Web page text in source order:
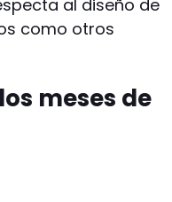
al diseño de
como otros
meses de